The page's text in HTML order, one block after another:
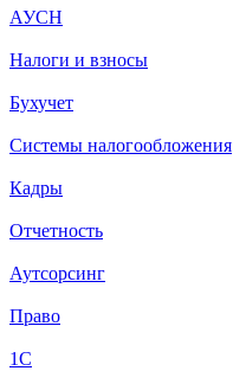
АУСН
Налоги и взносы
Бухучет
Системы налогообложения
Кадры
Отчетность
Аутсорсинг
Право
1С